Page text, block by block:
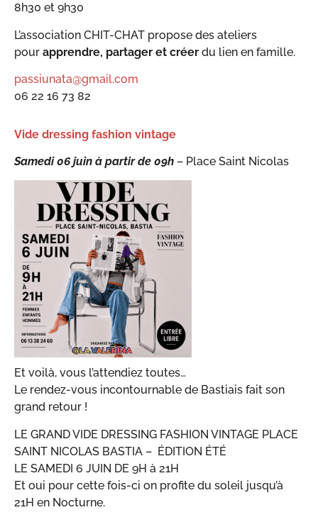
8h30 et 9h30
L’association CHIT-CHAT propose des ateliers
pour apprendre, partager et créer du lien en famille.
passiunata@gmail.com
06 22 16 73 82
Vide dressing fashion vintage
Samedi 06 juin à partir de 09h – Place Saint Nicolas
Et voilà, vous l’attendiez toutes…
Le rendez-vous incontournable de Bastiais fait son
grand retour !
LE GRAND VIDE DRESSING FASHION VINTAGE PLACE
SAINT NICOLAS BASTIA – ÉDITION ÉTÉ
LE SAMEDI 6 JUIN DE 9H à 21H
Et oui pour cette fois-ci on profite du soleil jusqu’à
21H en Nocturne.